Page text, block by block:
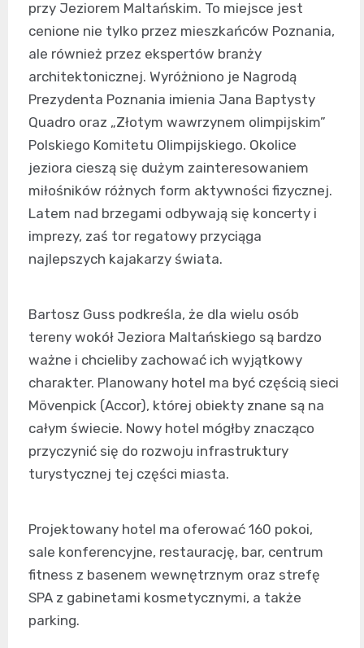
przy Jeziorem Maltańskim. To miejsce jest
cenione nie tylko przez mieszkańców Poznania,
ale również przez ekspertów branży
architektonicznej. Wyróżniono je Nagrodą
Prezydenta Poznania imienia Jana Baptysty
Quadro oraz „Złotym wawrzynem olimpijskim”
Polskiego Komitetu Olimpijskiego. Okolice
jeziora cieszą się dużym zainteresowaniem
miłośników różnych form aktywności fizycznej.
Latem nad brzegami odbywają się koncerty i
imprezy, zaś tor regatowy przyciąga
najlepszych kajakarzy świata.
Bartosz Guss podkreśla, że dla wielu osób
tereny wokół Jeziora Maltańskiego są bardzo
ważne i chcieliby zachować ich wyjątkowy
charakter. Planowany hotel ma być częścią sieci
Mövenpick (Accor), której obiekty znane są na
całym świecie. Nowy hotel mógłby znacząco
przyczynić się do rozwoju infrastruktury
turystycznej tej części miasta.
Projektowany hotel ma oferować 160 pokoi,
sale konferencyjne, restaurację, bar, centrum
fitness z basenem wewnętrznym oraz strefę
SPA z gabinetami kosmetycznymi, a także
parking.